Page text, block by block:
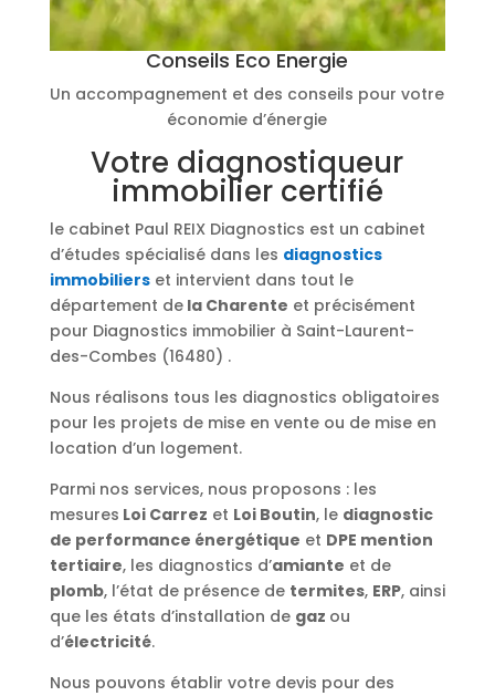
Conseils Eco Energie
Un accompagnement et des conseils pour votre
économie d’énergie
Votre diagnostiqueur
immobilier certifié
le cabinet Paul REIX Diagnostics est un cabinet
d’études spécialisé dans les diagnostics
immobilierset intervient dans tout le
département dela Charente et précisément
pour Diagnostics immobilier à Saint-Laurent-
des-Combes (16480) .
Nous réalisons tous les diagnostics obligatoires
pour les projets de mise en vente ou de mise en
location d’un logement.
Parmi nos services, nous proposons : les
mesures Loi Carrez et Loi Boutin, le diagnostic
de performance énergétique et DPE mention
tertiaire, les diagnostics d’amiante et de
plomb, l’état de présence de termites, ERP, ainsi
que les états d’installation de gaz ou
d’électricité.
Nous pouvons établir votre devis pour des